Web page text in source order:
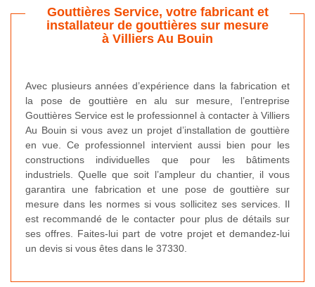
Gouttières Service, votre fabricant et
installateur de gouttières sur mesure
à Villiers Au Bouin
Avec plusieurs années d’expérience dans la fabrication et
la pose de gouttière en alu sur mesure, l’entreprise
Gouttières Service est le professionnel à contacter à Villiers
Au Bouin si vous avez un projet d’installation de gouttière
en vue. Ce professionnel intervient aussi bien pour les
constructions individuelles que pour les bâtiments
industriels. Quelle que soit l’ampleur du chantier, il vous
garantira une fabrication et une pose de gouttière sur
mesure dans les normes si vous sollicitez ses services. Il
est recommandé de le contacter pour plus de détails sur
ses offres. Faites-lui part de votre projet et demandez-lui
un devis si vous êtes dans le 37330.